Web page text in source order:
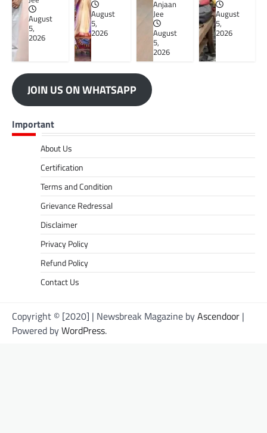
August
5,
2026
August
5,
2026
Anjaan
Jee
August
5,
2026
August
5,
2026
JOIN US ON WHATSAPP
Important
About Us
Certification
Terms and Condition
Grievance Redressal
Disclaimer
Privacy Policy
Refund Policy
Contact Us
Copyright © [2020] | Newsbreak Magazine byAscendoor |
Powered byWordPress.